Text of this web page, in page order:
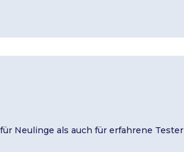
Neulinge als auch für erfahrene Tester